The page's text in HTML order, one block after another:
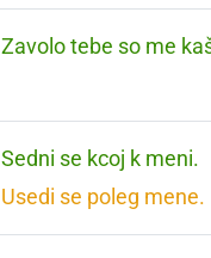
Zavolo tebe so me
Sedni se kcoj k meni.
Usedi se poleg mene.